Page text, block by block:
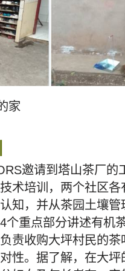
家
邀请到塔山茶厂的
术培训，两个社区
知，并从茶园土壤
个重点部分讲述有机
责收购大坪村民的
性。据了解，在大